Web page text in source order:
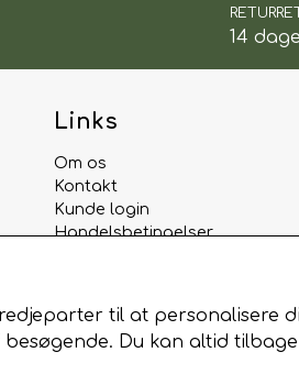
• til hvalpe og unghunde
14 dage
Links
Om os
Kontakt
Kunde login
Handelsbetingelser
til at personalisere
Du kan altid